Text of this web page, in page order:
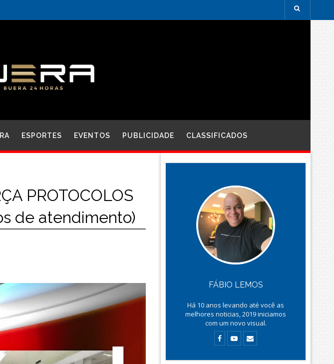
ESPORTES EVENTOS PUBLICIDADE CLASSIFICADOS
PROTOCOLOS
de atendimento)
FÁBIO LEMOS
Há 10 anos levando até você as
melhores noticias, 2019 iniciamos
com um novo visual.